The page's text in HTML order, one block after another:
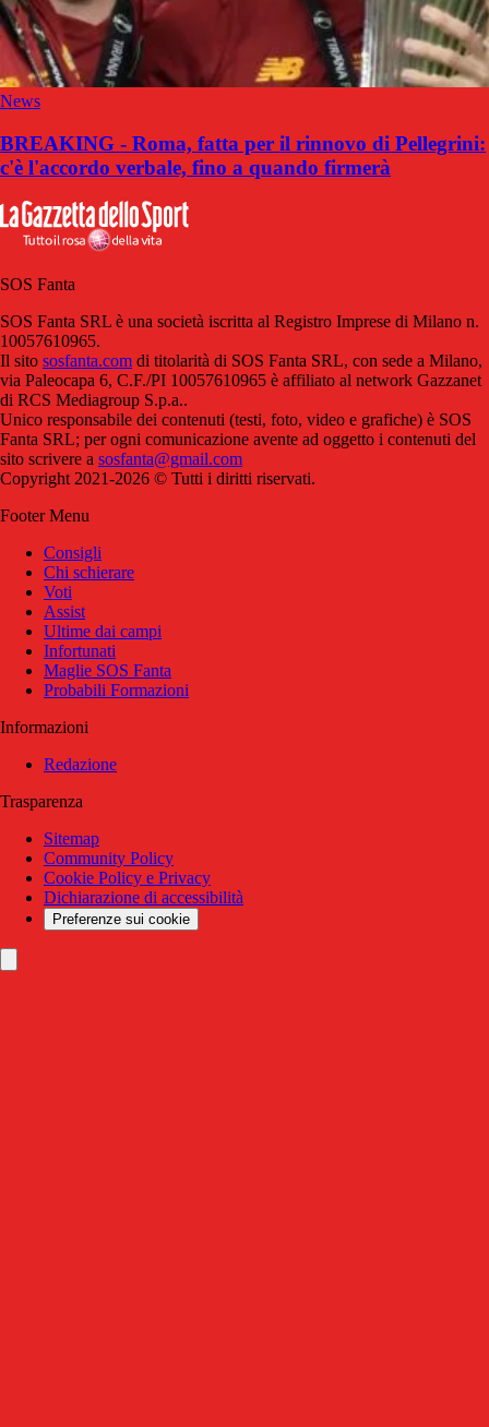
News
BREAKING - Roma, fatta per il rinnovo di Pellegrini:
c'è l'accordo verbale, fino a quando firmerà
SOS Fanta
SOS Fanta SRL è una società iscritta al Registro Imprese di Milano n.
10057610965.
Il sito sosfanta.com di titolarità di SOS Fanta SRL, con sede a Milano,
via Paleocapa 6, C.F./PI 10057610965 è affiliato al network Gazzanet
di RCS Mediagroup S.p.a..
Unico responsabile dei contenuti (testi, foto, video e grafiche) è SOS
Fanta SRL; per ogni comunicazione avente ad oggetto i contenuti del
sito scrivere a sosfanta@gmail.com
Copyright 2021-2026 © Tutti i diritti riservati.
Footer Menu
Consigli
Chi schierare
Voti
Assist
Ultime dai campi
Infortunati
Maglie SOS Fanta
Probabili Formazioni
Informazioni
Redazione
Trasparenza
Sitemap
Community Policy
Cookie Policy e Privacy
Dichiarazione di accessibilità
Preferenze sui cookie